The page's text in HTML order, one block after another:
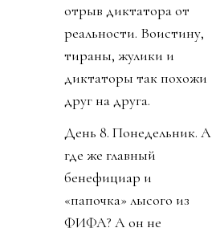
отрыв диктатора от
реальности. Воистину,
тираны, жулики и
диктаторы так похожи
друг на друга.
День 8. Понедельник. А
где же главный
бенефициар и
«папочка» лысого из
ФИФА? А он не